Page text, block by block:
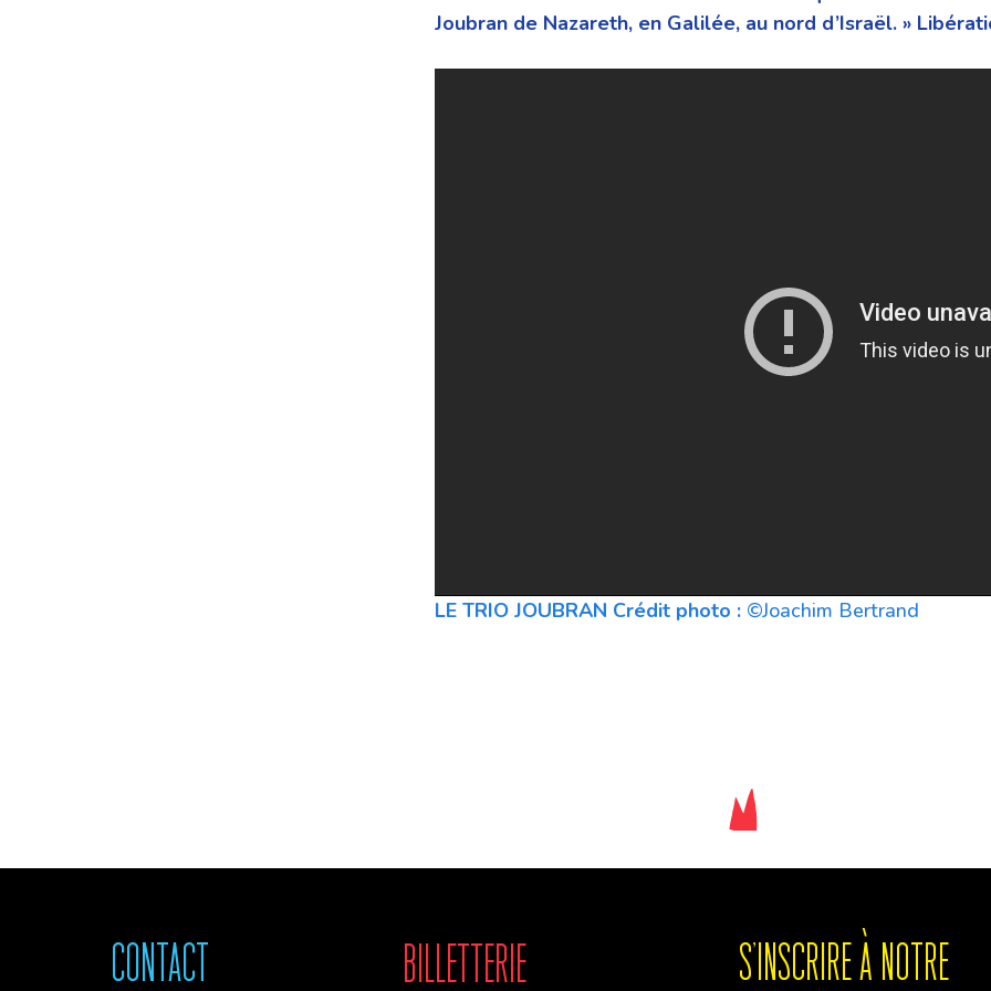
Joubran de Nazareth, en Galilée, au nord d’Israël. »
LE TRIO JOUBRAN Crédit photo : ©Joachim Bertrand
Contact Billetterie S'INSCRIre à notre